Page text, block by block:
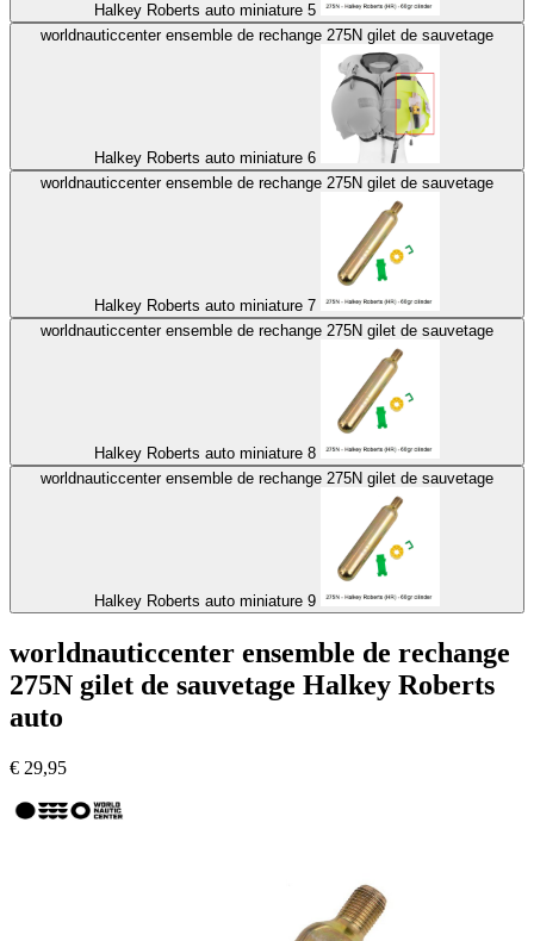
Halkey Roberts auto miniature 5
worldnauticcenter ensemble de rechange 275N gilet de sauvetage
Halkey Roberts auto miniature 6
worldnauticcenter ensemble de rechange 275N gilet de sauvetage
Halkey Roberts auto miniature 7
worldnauticcenter ensemble de rechange 275N gilet de sauvetage
Halkey Roberts auto miniature 8
worldnauticcenter ensemble de rechange 275N gilet de sauvetage
Halkey Roberts auto miniature 9
worldnauticcenter ensemble de rechange
275N gilet de sauvetage Halkey Roberts
auto
€ 29,95